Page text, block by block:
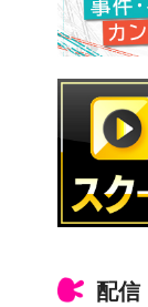
配信